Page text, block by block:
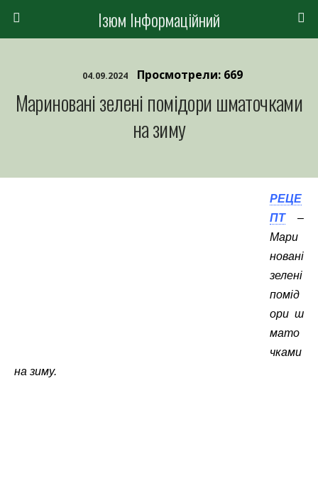
Ізюм Інформаційний
04.09.2024 Просмотрели: 669
Мариновані зелені помідори шматочками
на зиму
РЕЦЕ
ПТ–
Мари
новані
зелені
помід
ори ш
мато
чками
на зиму.